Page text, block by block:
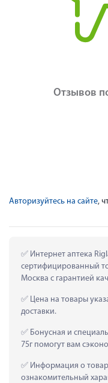
Отзывов
Авторизуйтесь на сайте,
Интернет аптека
сертифицированный
Москва с гарантией
Цена на товары
доставки.
Бонусная и
75г помогут вам
Информация о
ознакомительный